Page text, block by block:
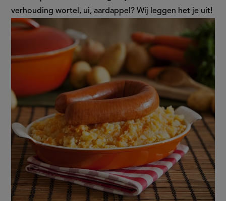
ui,
aardappel?
verhouding wortel, ui, aardappel? Wij leggen het je uit!